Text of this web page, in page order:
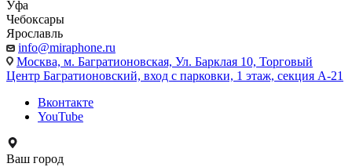
Уфа
Чебоксары
Ярославль
info@miraphone.ru
Москва, м. Багратионовская, Ул. Барклая 10, Торговый
Центр Багратионовский, вход с парковки, 1 этаж, секция А-21
Вконтакте
YouTube
Ваш город